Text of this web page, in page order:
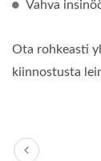
Vahva
Ota rohkeasti
kiinnostusta